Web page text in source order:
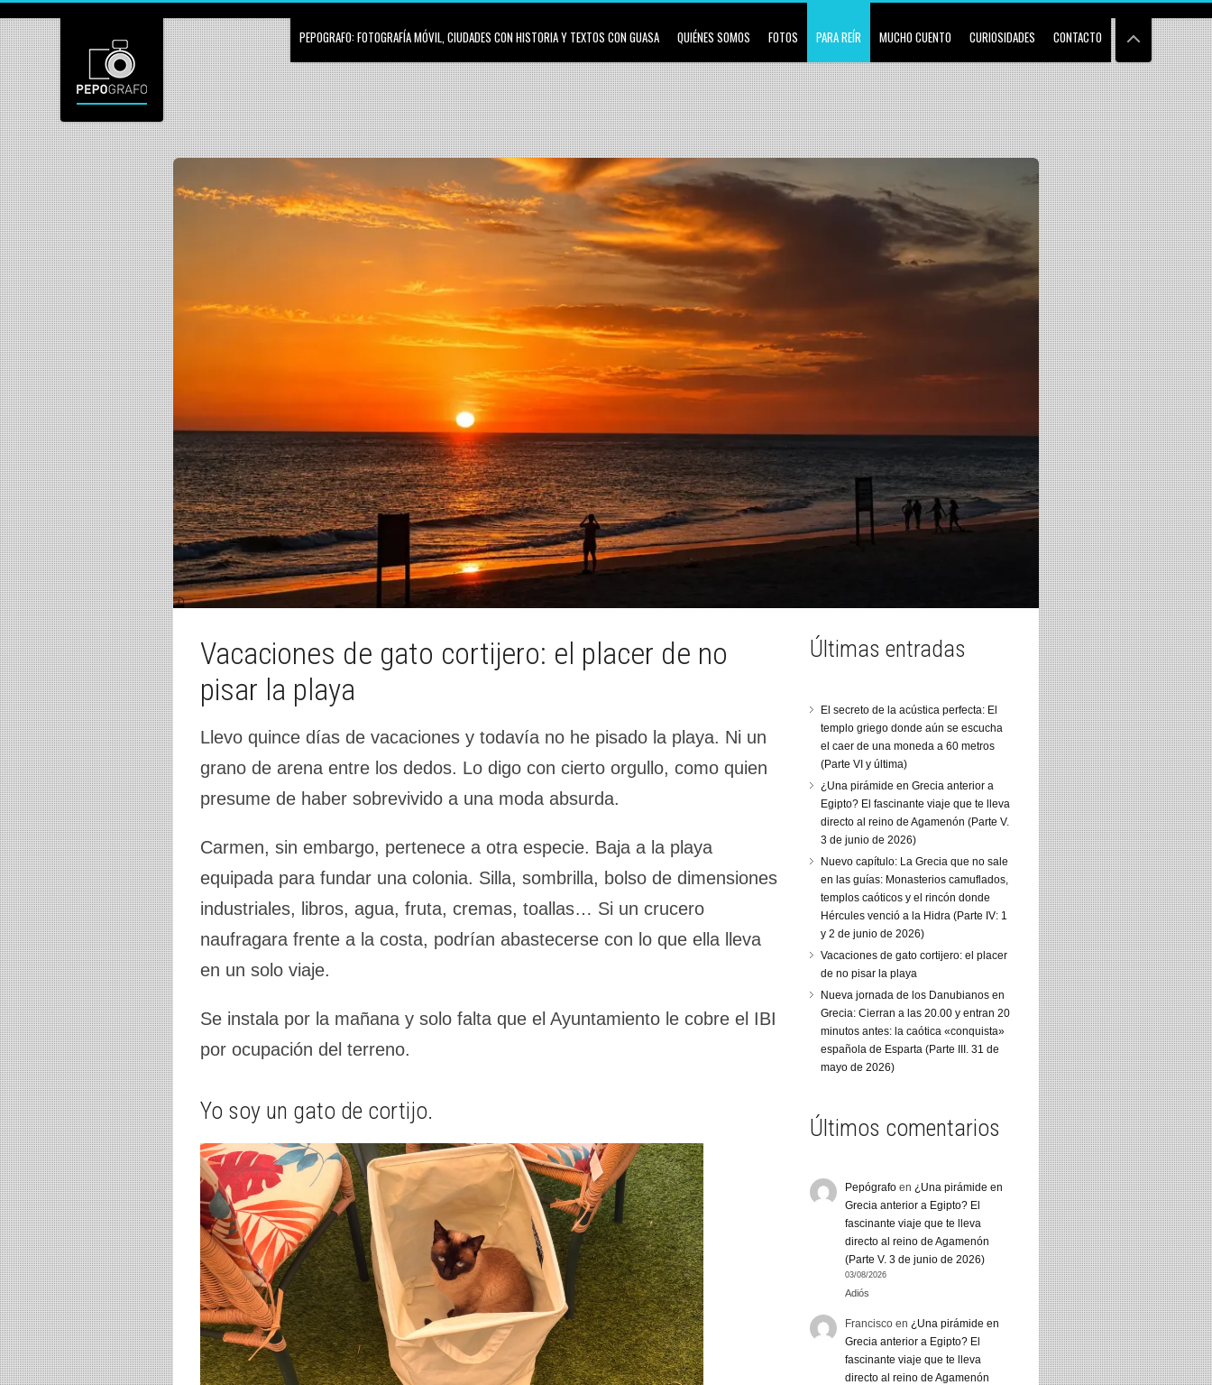
PEPOGRAFO: FOTOGRAFÍA MÓVIL, CIUDADES CON HISTORIA Y TEXTOS CON GUASA QUIÉNES SOMOS FOTOS PARA REÍR MUCHO CUENTO CURIOSIDADES CONTACTO
Vacaciones de gato cortijero: el placer de no
pisar la playa
Llevo quince días de vacaciones y todavía no he pisado la playa. Ni un
grano de arena entre los dedos. Lo digo con cierto orgullo, como quien
presume de haber sobrevivido a una moda absurda.
Carmen, sin embargo, pertenece a otra especie. Baja a la playa
equipada para fundar una colonia. Silla, sombrilla, bolso de dimensiones
industriales, libros, agua, fruta, cremas, toallas… Si un crucero
naufragara frente a la costa, podrían abastecerse con lo que ella lleva
en un solo viaje.
Se instala por la mañana y solo falta que el Ayuntamiento le cobre el IBI
por ocupación del terreno.
Yo soy un gato de cortijo.
Últimas entradas
El secreto de la acústica perfecta: El
templo griego donde aún se escucha
el caer de una moneda a 60 metros
(Parte VI y última)
¿Una pirámide en Grecia anterior a
Egipto? El fascinante viaje que te lleva
directo al reino de Agamenón (Parte V.
3 de junio de 2026)
Nuevo capítulo: La Grecia que no sale
en las guías: Monasterios camuflados,
templos caóticos y el rincón donde
Hércules venció a la Hidra (Parte IV: 1
y 2 de junio de 2026)
Vacaciones de gato cortijero: el placer
de no pisar la playa
Nueva jornada de los Danubianos en
Grecia: Cierran a las 20.00 y entran 20
minutos antes: la caótica «conquista»
española de Esparta (Parte III. 31 de
mayo de 2026)
Últimos comentarios
Pepógrafo en¿Una pirámide en
Grecia anterior a Egipto? El
fascinante viaje que te lleva
directo al reino de Agamenón
(Parte V. 3 de junio de 2026)
03/08/2026
Adiós
Francisco en ¿Una pirámide en
Grecia anterior a Egipto? El
fascinante viaje que te lleva
directo al reino de Agamenón